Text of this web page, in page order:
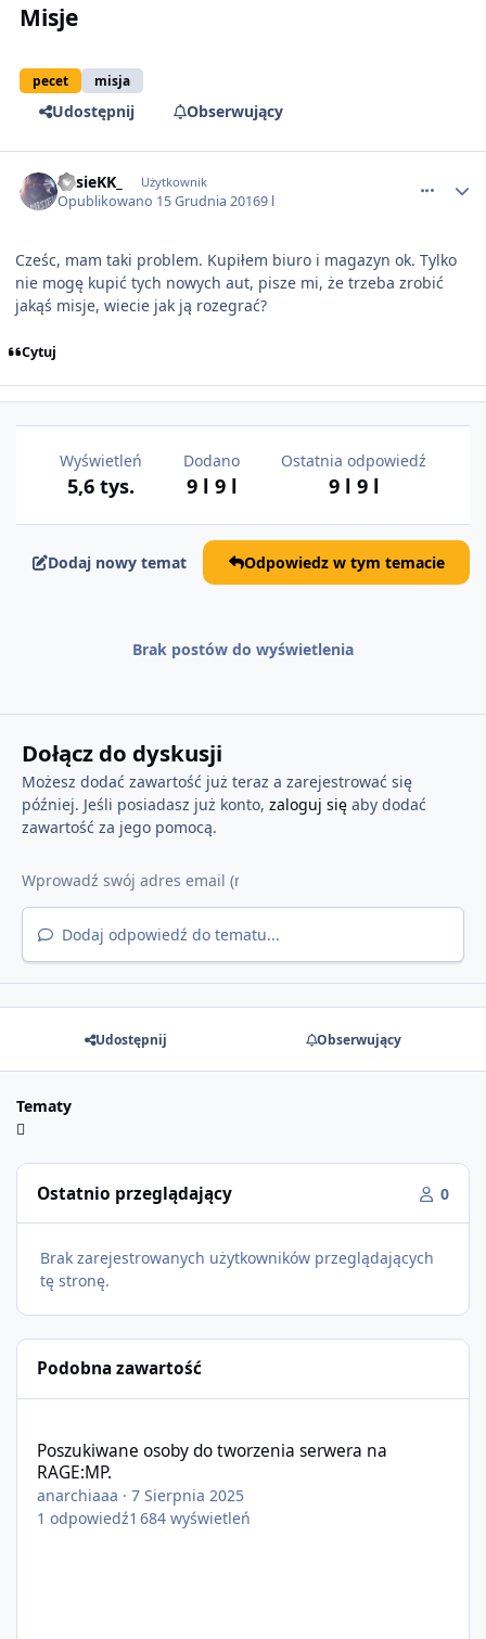
Misje
pecet misja
Udostępnij Obserwujący
MisieKK_ Użytkownik
Opublikowano 15 Grudnia 20169 l
Cześc, mam taki problem. Kupiłem biuro i magazyn ok. Tylko
nie mogę kupić tych nowych aut, pisze mi, że trzeba zrobić
jakąś misje, wiecie jak ją rozegrać?
Cytuj
Wyświetleń
5,6 tys.
Dodano
9 l 9 l
Ostatnia odpowiedź
9 l 9 l
Dodaj nowy temat Odpowiedz w tym temacie
Brak postów do wyświetlenia
Dołącz do dyskusji
Możesz dodać zawartość już teraz a zarejestrować się
później. Jeśli posiadasz już konto, zaloguj sięaby dodać
zawartość za jego pomocą.
Dodaj odpowiedź do tematu...
Udostępnij Obserwujący
Tematy
Ostatnio przeglądający 0
Brak zarejestrowanych użytkowników przeglądających
tę stronę.
Podobna zawartość
Poszukiwane osoby do tworzenia serwera na
RAGE:MP.
anarchiaaa ·7 Sierpnia 2025
1 odpowiedź1 684 wyświetleń